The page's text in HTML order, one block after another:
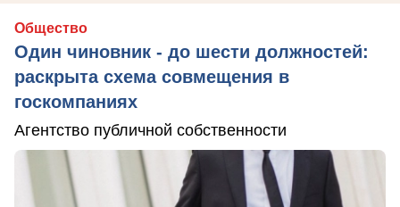
Общество
Один чиновник - до шести должностей:
раскрыта схема совмещения в
госкомпаниях
Агентство публичной собственности